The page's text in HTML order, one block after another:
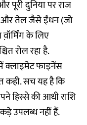
पूरी दुनिया पर राज
और तेल जैसे ईंधन (जो
के लिए
रोल रहा है.
क्लाइमेट फाइनेंस
कही.सच यह है कि
हिस्से की आधी राशि
उपलब्ध नहीं हैं.